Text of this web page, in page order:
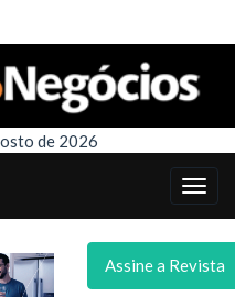
de 2026
Assine a Revista